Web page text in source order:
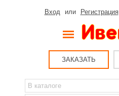
Вход или Регистрация
ЗАКАЗАТЬ